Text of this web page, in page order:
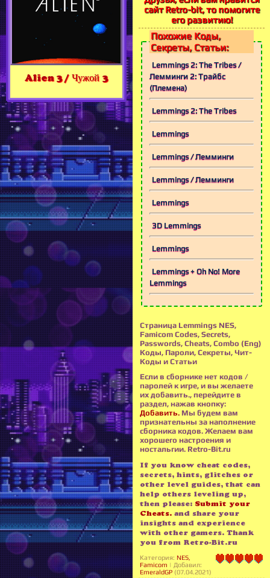
Alien 3 / Чужой 3
сайт Retro-bit, то помогите
его развитию!
Похожие Коды,
Секреты, Статьи:
Lemmings 2: The Tribes /
Лемминги 2: Трайбс
(Племена)
Lemmings 2: The Tribes
Lemmings
Lemmings / Лемминги
Lemmings / Лемминги
Lemmings
3D Lemmings
Lemmings
Lemmings + Oh No! More
Lemmings
Страница Lemmings NES,
Famicom Codes, Secrets,
Passwords, Cheats, Combo (Eng)
Коды, Пароли, Секреты, Чит-
Коды и Статьи
Если в сборнике нет кодов /
паролей к игре, и вы желаете
их добавить., перейдите в
раздел, нажав кнопку:
Добавить. Мы будем вам
признательны за наполнение
сборника кодов. Желаем вам
хорошего настроения и
ностальгии. Retro-Bit.ru
If you know cheat codes,
secrets, hints, glitches or
other level guides, that can
help others leveling up,
then please: Submit your
Cheats. and share your
insights and experience
with other gamers. Thank
you from Retro-Bit.ru
Категория: NES,
Famicom | Добавил:
EmeraldGP (07.04.2021)